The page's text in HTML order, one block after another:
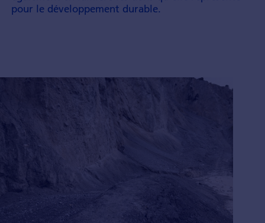
pour le déve­loppement durable.